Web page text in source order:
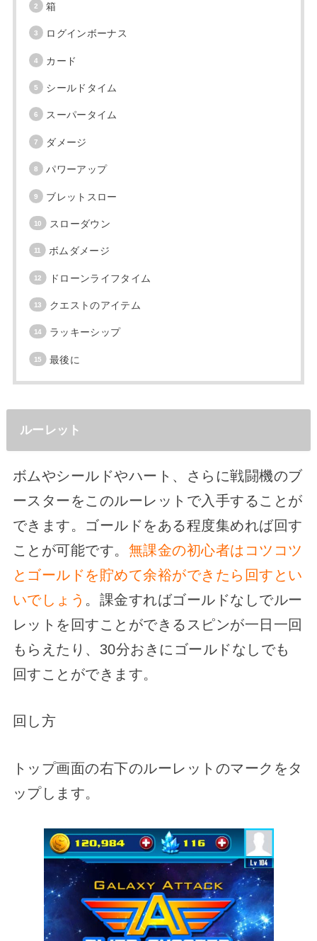
箱
ログインボーナス
カード
シールドタイム
スーパータイム
ダメージ
パワーアップ
ブレットスロー
スローダウン
ボムダメージ
ドローンライフタイム
クエストのアイテム
ラッキーシップ
最後に
ルーレット
ボムやシールドやハート、さらに戦闘機のブ
ースターをこのルーレットで入手することが
できます。ゴールドをある程度集めれば回す
ことが可能です。 無課金の初心者はコツコツ
とゴールドを貯めて余裕ができたら回すとい
いでしょう 。課金すればゴールドなしでルー
レットを回すことができるスピンが一日一回
もらえたり、30分おきにゴールドなしでも
回すことができます。
回し方
トップ画面の右下のルーレットのマークをタ
ップします。